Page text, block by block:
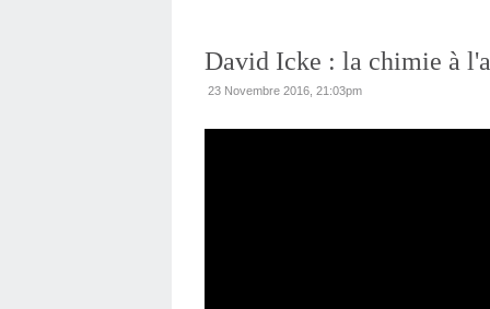
David Icke : la chimie à
23 Novembre 2016, 21:03pm